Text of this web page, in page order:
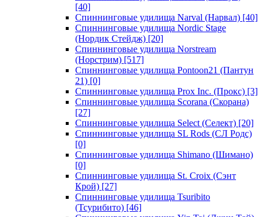
[40]
Спиннинговые удилища Narval (Нарвал) [40]
Спиннинговые удилища Nordic Stage
(Нордик Стейдж) [20]
Спиннинговые удилища Norstream
(Норстрим) [517]
Спиннинговые удилища Pontoon21 (Пантун
21) [0]
Спиннинговые удилища Prox Inc. (Прокс) [3]
Спиннинговые удилища Scorana (Скорана)
[27]
Спиннинговые удилища Select (Селект) [20]
Спиннинговые удилища SL Rods (СЛ Родс)
[0]
Спиннинговые удилища Shimano (Шимано)
[0]
Спиннинговые удилища St. Croix (Сэнт
Крой) [27]
Спиннинговые удилища Tsuribito
(Тсурибито) [46]